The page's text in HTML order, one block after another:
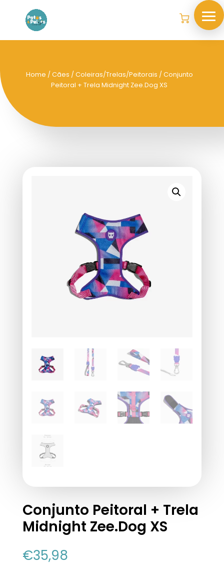
Home /Cães /Coleiras/Trelas/Peitorais / Conjunto
Peitoral + Trela Midnight Zee.Dog XS
Conjunto Peitoral + Trela
Midnight Zee.Dog XS
€35,98